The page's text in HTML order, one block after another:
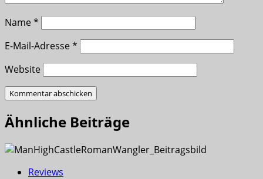
Name*
E-Mail-Adresse*
Website
Ähnliche Beiträge
Reviews